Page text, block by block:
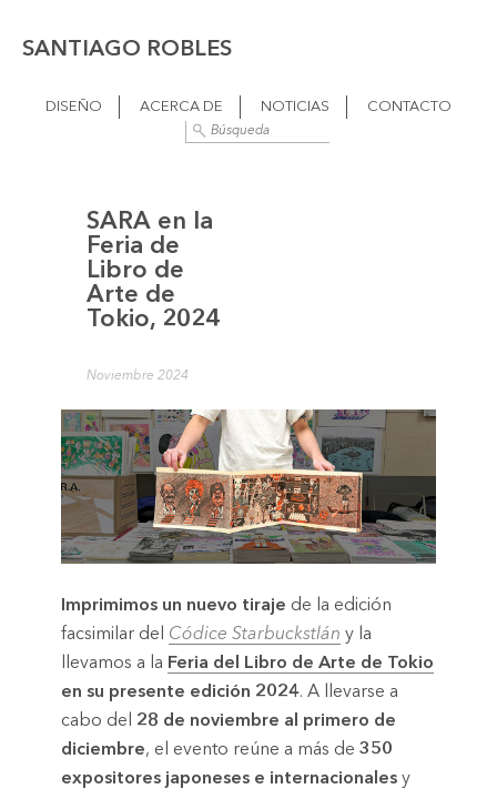
SANTIAGO ROBLES
DISEÑO ACERCA DE NOTICIAS CONTACTO
SARA en la
Feria de
Libro de
Arte de
Tokio, 2024
Noviembre 2024
Imprimimos un nuevo tiraje de la edición
facsimilar del Códice Starbuckstlán y la
llevamos a la Feria del Libro de Arte de Tokio
en su presente edición 2024. A llevarse a
cabo del 28 de noviembre al primero de
diciembre, el evento reúne a más de 350
expositores japoneses e internacionalesy